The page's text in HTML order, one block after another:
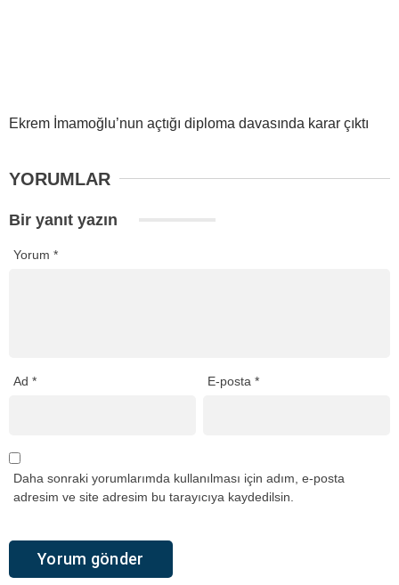
Ekrem İmamoğlu’nun açtığı diploma davasında karar çıktı
YORUMLAR
Bir yanıt yazın
Yorum *
Ad * E-posta*
Daha sonraki yorumlarımda kullanılması için adım, e-posta
adresim ve site adresim bu tarayıcıya kaydedilsin.